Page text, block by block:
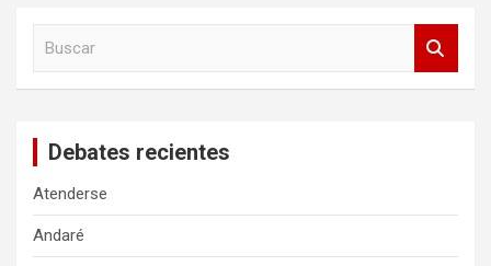
Debates recientes
Atenderse
Andaré